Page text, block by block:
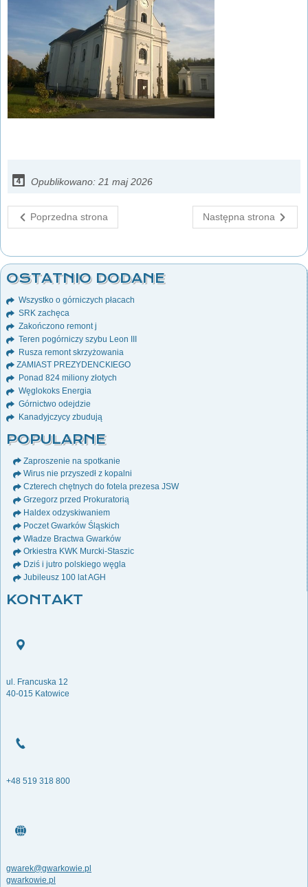
Opublikowano: 21 maj 2026
Poprzedna strona Następna strona
OSTATNIO DODANE
Wszystko o górniczych płacach
SRK zachęca
Zakończono remont j
Teren pogórniczy szybu Leon III
Rusza remont skrzyżowania
ZAMIAST PREZYDENCKIEGO
Ponad 824 miliony złotych
Węglokoks Energia
Górnictwo odejdzie
Kanadyjczycy zbudują
POPULARNE
Zaproszenie na spotkanie
Wirus nie przyszedł z kopalni
Czterech chętnych do fotela prezesa JSW
Grzegorz przed Prokuratorią
Haldex odzyskiwaniem
Poczet Gwarków Śląskich
Władze Bractwa Gwarków
Orkiestra KWK Murcki-Staszic
Dziś i jutro polskiego węgla
Jubileusz 100 lat AGH
KONTAKT
ul. Francuska 12
40-015 Katowice
+48 519 318 800
gwarek@gwarkowie.pl
gwarkowie.pl